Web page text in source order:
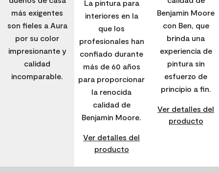
más exigentes
son fieles a Aura
por su color
impresionante y
calidad
incomparable.
La pintura para
interiores en la
que los
profesionales han
confiado durante
más de 60 años
para proporcionar
la renocida
calidad de
Benjamin Moore.
Ver detalles del
producto
Benjamin Moore
con Ben, que
brinda una
experiencia de
pintura sin
esfuerzo de
principio a fin.
Ver detalles del
producto